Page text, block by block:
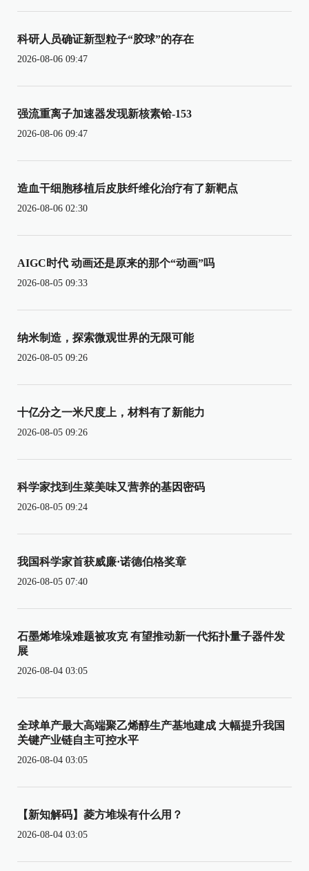
科研人员确证新型粒子“胶球”的存在
2026-08-06 09:47
强流重离子加速器发现新核素铪-153
2026-08-06 09:47
造血干细胞移植后皮肤纤维化治疗有了新靶点
2026-08-06 02:30
AIGC时代 动画还是原来的那个“动画”吗
2026-08-05 09:33
纳米制造，探索微观世界的无限可能
2026-08-05 09:26
十亿分之一米尺度上，材料有了新能力
2026-08-05 09:26
科学家找到生菜美味又营养的基因密码
2026-08-05 09:24
我国科学家首获威廉·诺德伯格奖章
2026-08-05 07:40
石墨烯堆垛难题被攻克 有望推动新一代拓扑量子器件发
展
2026-08-04 03:05
全球单产最大高端聚乙烯醇生产基地建成 大幅提升我国
关键产业链自主可控水平
2026-08-04 03:05
【新知解码】菱方堆垛有什么用？
2026-08-04 03:05